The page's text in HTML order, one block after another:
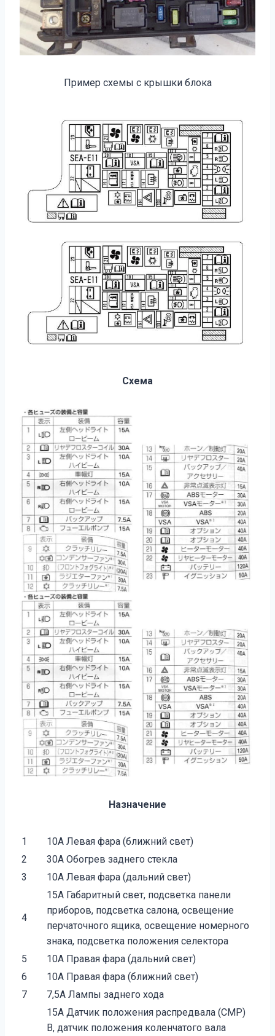
Пример схемы с крышки блока
Схема
Назначение
1
10A Левая фара (ближний свет)
2
30A Обогрев заднего стекла
3
10A Левая фара (дальний свет)
4
15A Габаритный свет, подсветка панели
приборов, подсветка салона, освещение
перчаточного ящика, освещение номерного
знака, подсветка положения селектора
5
10A Правая фара (дальний свет)
6
10A Правая фара (ближний свет)
7
7,5A Лампы заднего хода
15A Датчик положения распредвала (CMP)
B, датчик положения коленчатого вала